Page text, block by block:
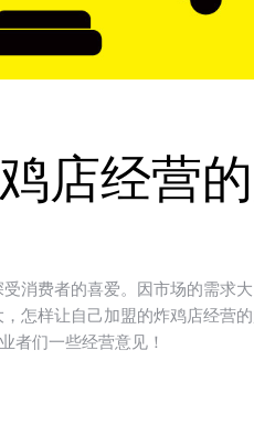
店经营
费者的喜爱。因市场的需求大
怎样让自己加盟的炸鸡店经营
者们一些经营意见！